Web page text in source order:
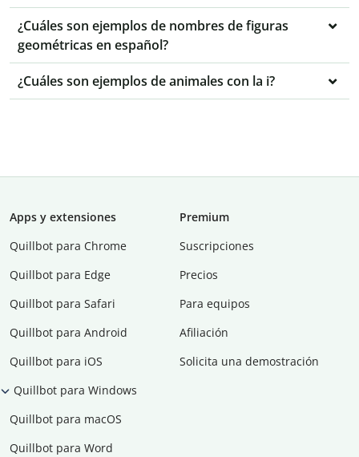
¿Cuáles son ejemplos de nombres de figuras
geométricas en español?
¿Cuáles son ejemplos de animales con la i?
Apps y extensiones
Quillbot para Chrome
Quillbot para Edge
Quillbot para Safari
Quillbot para Android
Quillbot para iOS
Quillbot para Windows
Quillbot para macOS
Quillbot para Word
Premium
Suscripciones
Precios
Para equipos
Afiliación
Solicita una demostración